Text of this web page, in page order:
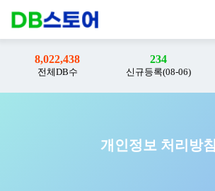
8,022,438
전체DB수
234
신규등록(08-06)
개인정보 처리방침